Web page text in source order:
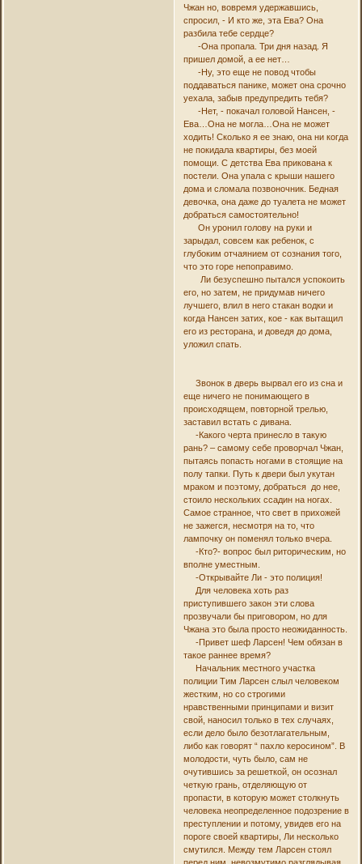
Чжан но, вовремя удержавшись,
спросил, - И кто же, эта Ева? Она
разбила тебе сердце?
-Она пропала. Три дня назад. Я
пришел домой, а ее нет…
-Ну, это еще не повод чтобы
поддаваться панике, может она срочно
уехала, забыв предупредить тебя?
-Нет, - покачал головой Нансен, -
Ева…Она не могла…Она не может
ходить! Сколько я ее знаю, она ни когда
не покидала квартиры, без моей
помощи. С детства Ева прикована к
постели. Она упала с крыши нашего
дома и сломала позвоночник. Бедная
девочка, она даже до туалета не может
добраться самостоятельно!
Он уронил голову на руки и
зарыдал, совсем как ребенок, с
глубоким отчаянием от сознания того,
что это горе непоправимо.
Ли безуспешно пытался успокоить
его, но затем, не придумав ничего
лучшего, влил в него стакан водки и
когда Нансен затих, кое - как вытащил
его из ресторана, и доведя до дома,
уложил спать.
Звонок в дверь вырвал его из сна и
еще ничего не понимающего в
происходящем, повторной трелью,
заставил встать с дивана.
-Какого черта принесло в такую
рань? – самому себе проворчал Чжан,
пытаясь попасть ногами в стоящие на
полу тапки. Путь к двери был укутан
мраком и поэтому, добраться до нее,
стоило нескольких ссадин на ногах.
Самое странное, что свет в прихожей
не зажегся, несмотря на то, что
лампочку он поменял только вчера.
-Кто?- вопрос был риторическим, но
вполне уместным.
-Открывайте Ли - это полиция!
Для человека хоть раз
приступившего закон эти слова
прозвучали бы приговором, но для
Чжана это была просто неожиданность.
-Привет шеф Ларсен! Чем обязан в
такое раннее время?
Начальник местного участка
полиции Тим Ларсен слыл человеком
жестким, но со строгими
нравственными принципами и визит
свой, наносил только в тех случаях,
если дело было безотлагательным,
либо как говорят “ пахло керосином”. В
молодости, чуть было, сам не
очутившись за решеткой, он осознал
четкую грань, отделяющую от
пропасти, в которую может столкнуть
человека неопределенное подозрение в
преступлении и потому, увидев его на
пороге своей квартиры, Ли несколько
смутился. Между тем Ларсен стоял